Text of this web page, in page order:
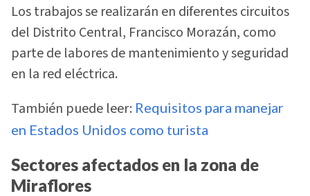
Los trabajos se realizarán en diferentes circuitos
del Distrito Central, Francisco Morazán, como
parte de labores de mantenimiento y seguridad
en la red eléctrica.
También puede leer: Requisitos para manejar
en Estados Unidos como turista
Sectores afectados en la zona de
Miraflores